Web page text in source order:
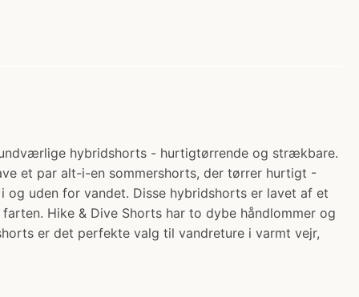
hybridshorts - hurtigtørrende og strækbare.
et par alt-i-en sommershorts, der tørrer hurtigt -
uden for vandet. Disse hybridshorts er lavet af et
Hike & Dive Shorts har to dybe håndlommer og
er det perfekte valg til vandreture i varmt vejr,